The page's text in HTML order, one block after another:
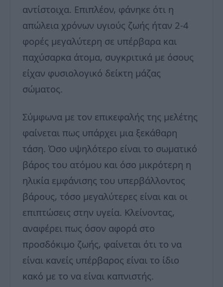
αντίστοιχα. Επιπλέον, φάνηκε ότι η
απώλεια χρόνων υγιούς ζωής ήταν 2-4
φορές μεγαλύτερη σε υπέρβαρα και
παχύσαρκα άτομα, συγκριτικά με όσους
είχαν φυσιολογικό δείκτη μάζας
σώματος.
Σύμφωνα με τον επικεφαλής της μελέτης
φαίνεται πως υπάρχει μια ξεκάθαρη
τάση. Όσο υψηλότερο είναι το σωματικό
βάρος του ατόμου και όσο μικρότερη η
ηλικία εμφάνισης του υπερβάλλοντος
βάρους, τόσο μεγαλύτερες είναι και οι
επιπτώσεις στην υγεία. Κλείνοντας,
αναφέρει πως όσον αφορά στο
προσδόκιμο ζωής, φαίνεται ότι το να
είναι κανείς υπέρβαρος είναι το ίδιο
κακό με το να είναι καπνιστής.